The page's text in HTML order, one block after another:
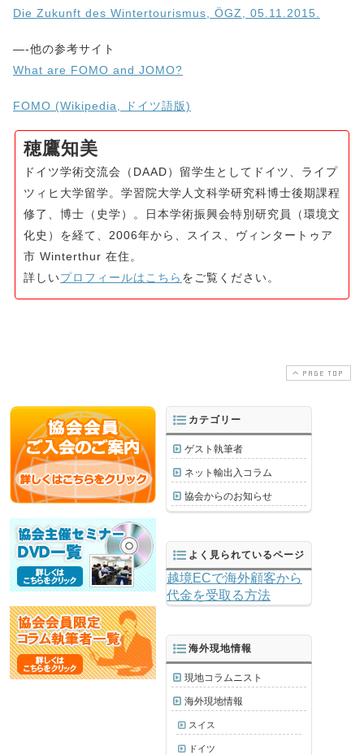
Die Zukunft des Wintertourismus, ÖGZ, 05.11.2015.
—-他の参考サイト
What are FOMO and JOMO?
FOMO (Wikipedia, ドイツ語版)
穂鷹知美
ドイツ学術交流会（DAAD）留学生としてドイツ、ライプ
ツィヒ大学留学。学習院大学人文科学研究科博士後期課程
修了、博士（史学）。日本学術振興会特別研究員（環境文
化史）を経て、2006年から、スイス、ヴィンタートゥア
市 Winterthur 在住。
詳しいプロフィールはこちら をご覧ください。
PAGE TOP
カテゴリー
ゲスト執筆者
ネット輸出入コラム
協会からのお知らせ
よく見られているページ
越境ECで海外顧客から
代金を受取る方法
海外現地情報
現地コラムニスト
海外現地情報
スイス
ドイツ